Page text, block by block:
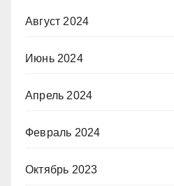
Август 2024
Июнь 2024
Апрель 2024
Февраль 2024
Октябрь 2023